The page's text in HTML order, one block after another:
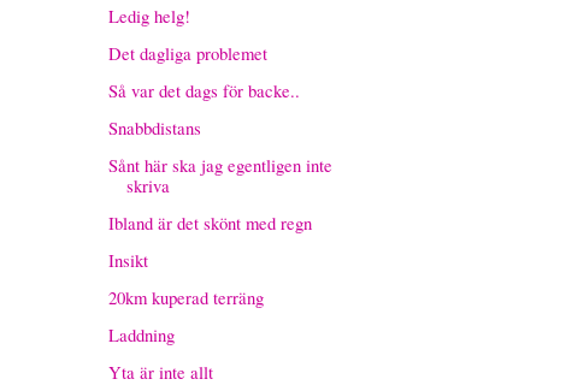
Ledig helg!
Det dagliga problemet
Så var det dags för backe..
Snabbdistans
Sånt här ska jag egentligen inte
skriva
Ibland är det skönt med regn
Insikt
20km kuperad terräng
Laddning
Yta är inte allt